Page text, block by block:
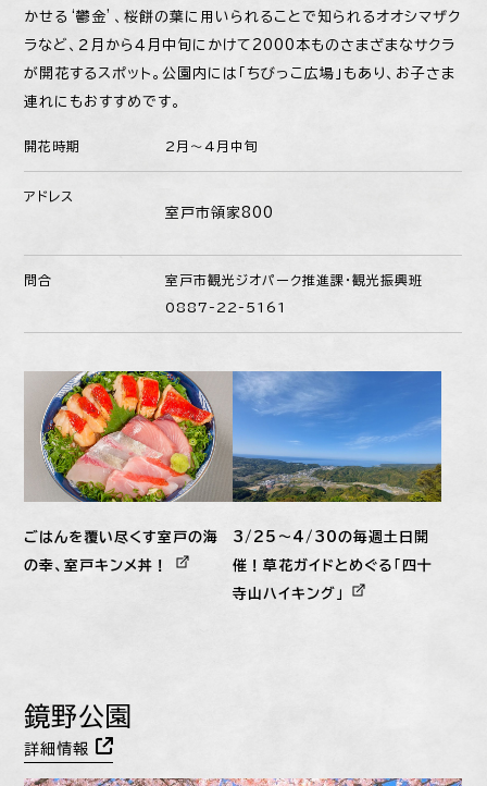
かせる‘鬱金’、桜餅の葉に用いられることで知られるオオシマザク
ラなど、２月から４月中旬にかけて2000本ものさまざまなサクラ
が開花するスポット。公園内には「ちびっこ広場」もあり、お子さま
連れにもおすすめです。
開花時期 2月〜4月中旬
アドレス
室戸市領家800
問合 室戸市観光ジオパーク推進課・観光振興班
0887-22-5161
ごはんを覆い尽くす室戸の海
の幸、室戸キンメ丼！
3/25〜4/30の毎週土日開
催！草花ガイドとめぐる「四十
寺山ハイキング」
鏡野公園
詳細情報